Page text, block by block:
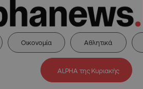
Οικονομία Αθλητικά
ALPHA της Κυριακής